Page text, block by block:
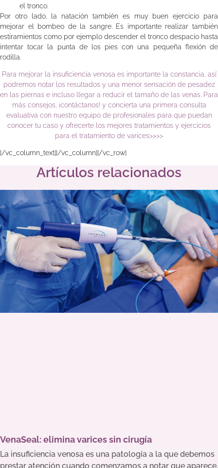
el tronco.
Por otro lado, la natación también es muy buen ejercicio para
mejorar el bombeo de la sangre. Es importante realizar también
estiramientos como por ejemplo descender el tronco despacio hasta
intentar tocar la punta de los pies con una pequeña flexión de
rodilla.
Para mejorar la insuficiencia venosa es importante la constancia, así
podremos notar los resultados y una menor sensación de pesadez
en las piernas e incluso llegar a reducir el tamaño de las venas. Para
más consejos, ¡contáctanos! y concierta una primera consulta
evaluativa con nuestro equipo de profesionales para que puedan
conocer tu caso y ofrecerte los mejores tratamientos y ejercicios
para el tratamiento de varices>>>>
[/vc_column_text][/vc_column][/vc_row]
Artículos relacionados
VenaSeal: elimina varices sin cirugía
La insuficiencia venosa es una patología a la que debemos
prestar atención cuando comenzamos a notar que aparece.